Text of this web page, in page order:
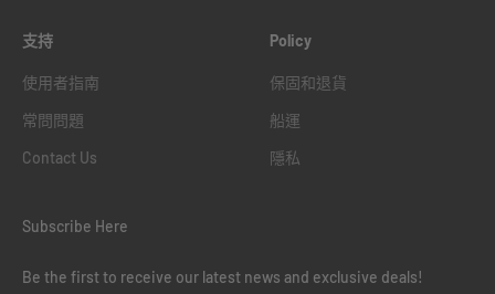
支持
使用者指南
常問問題
Contact Us
Policy
保固和退貨
船運
隱私
Subscribe Here
Be the first to receive our latest news and exclusive deals!